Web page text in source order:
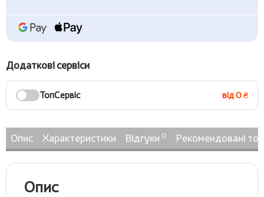
Додаткові сервіси
ТопСервіс від 0 ₴
Опис Характеристики Відгуки 0 Рекомендовані
Опис